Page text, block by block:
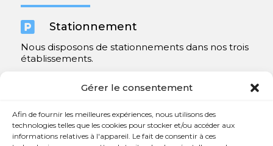
Gérer le consentement
Afin de fournir les meilleures expériences, nous utilisons des
technologies telles que les cookies pour stocker et/ou accéder aux
informations relatives à l'appareil. Le fait de consentir à ces
 Stationnement
Nous disposons de stationnements dans nos trois
établissements.
Contact